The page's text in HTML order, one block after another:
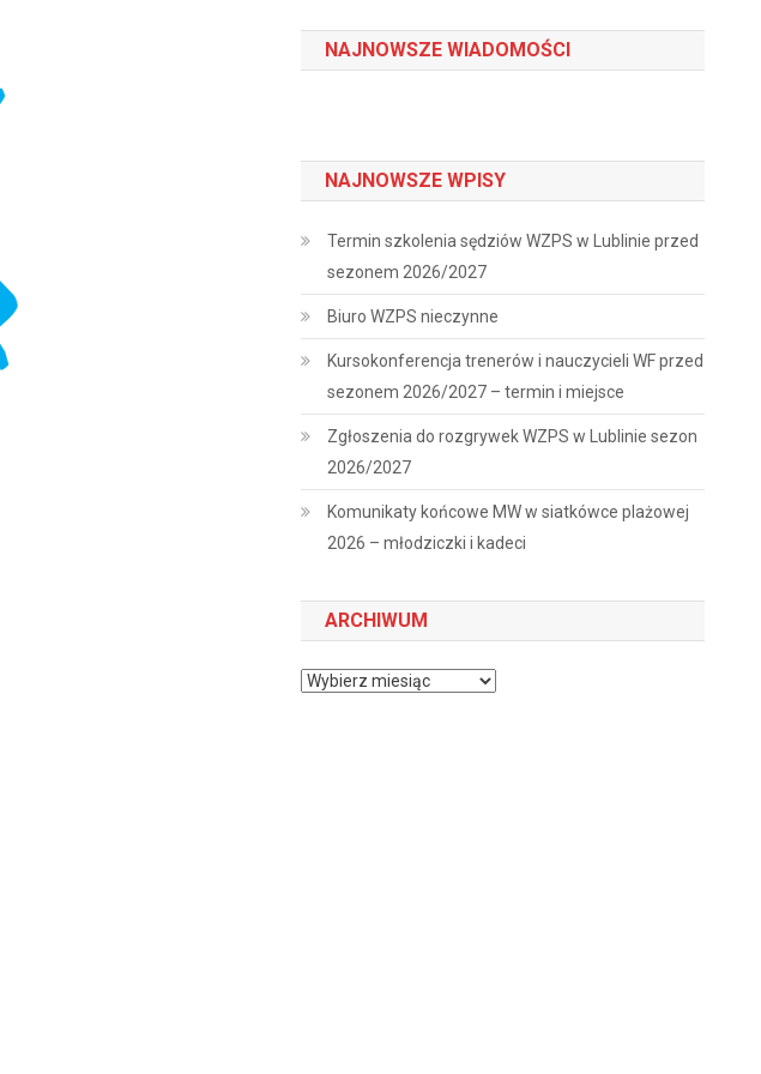
NAJNOWSZE WIADOMOŚCI
NAJNOWSZE WPISY
Termin szkolenia sędziów WZPS w Lublinie przed
sezonem 2026/2027
Biuro WZPS nieczynne
Kursokonferencja trenerów i nauczycieli WF przed
sezonem 2026/2027 – termin i miejsce
Zgłoszenia do rozgrywek WZPS w Lublinie sezon
2026/2027
Komunikaty końcowe MW w siatkówce plażowej
2026 – młodziczki i kadeci
ARCHIWUM
Archiwum